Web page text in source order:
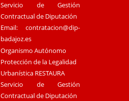
Servicio de Gestión
Contractual de Diputación
Email:contratacion@dip-
badajoz.es
Organismo Autónomo
Protección de la Legalidad
Urbanística RESTAURA
Servicio de Gestión
Contractual de Diputación